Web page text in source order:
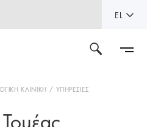
EL
ΚΛΙΝΙΚΗ
ΥΠΗΡΕΣΙΕΣ